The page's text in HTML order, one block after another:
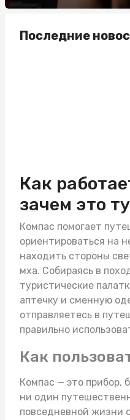
Последние
Как
зачем это
Компас помогает
ориентироваться на
находить стороны
мха. Собираясь в
туристические
аптечку и сменную
отправляетесь в
правильно
Как
Компас — это прибор,
ни один
повседневной жизни